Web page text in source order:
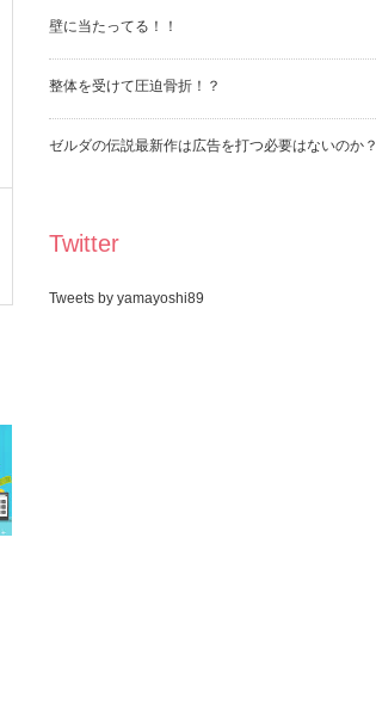
壁に当たってる！！
整体を受けて圧迫骨折！？
ゼルダの伝説最新作は広告を打つ必要はないのか？
Twitter
Tweets by yamayoshi89